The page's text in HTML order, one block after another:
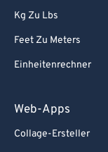
Kg Zu Lbs
Feet Zu Meters
Einheitenrechner
Web-Apps
Collage-Ersteller